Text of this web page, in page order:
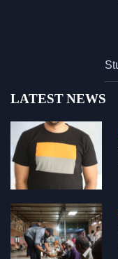
LATEST NEWS